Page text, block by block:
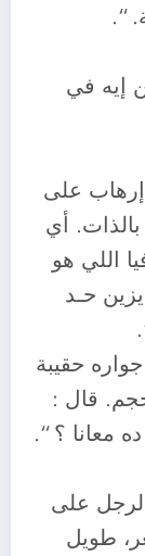
“.
إيه في
إرهاب على
أي
اللي هو
حـد
حقيبة
قال :
معانا ؟ “.
على
طويل